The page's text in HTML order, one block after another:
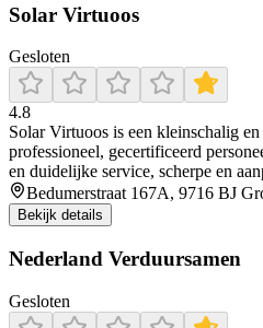
Solar Virtuoos
Gesloten
4.8
Solar Virtuoos is een kleinschalig
professioneel, gecertificeerd
en duidelijke service, scherpe en
Bedumerstraat 167A, 9716 BJ
Bekijk details
Nederland Verduursamen
Gesloten